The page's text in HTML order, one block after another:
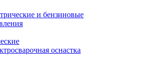
и бензиновые
оснастка